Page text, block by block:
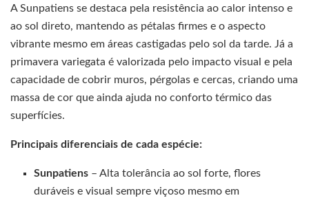
A Sunpatiens se destaca pela resistência ao calor intenso e
ao sol direto, mantendo as pétalas firmes e o aspecto
vibrante mesmo em áreas castigadas pelo sol da tarde. Já a
primavera variegata é valorizada pelo impacto visual e pela
capacidade de cobrir muros, pérgolas e cercas, criando uma
massa de cor que ainda ajuda no conforto térmico das
superfícies.
Principais diferenciais de cada espécie:
Sunpatiens – Alta tolerância ao sol forte, flores
duráveis e visual sempre viçoso mesmo em